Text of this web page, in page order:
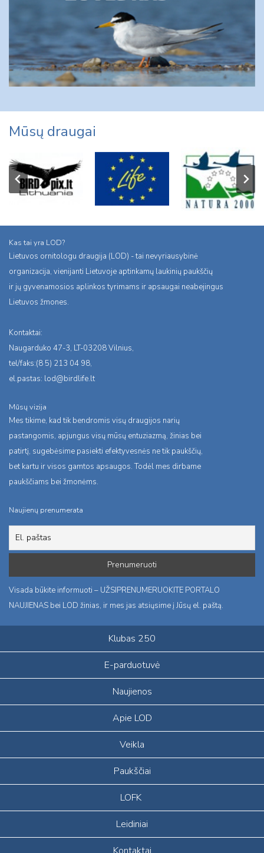
Mūsų draugai
Kas tai yra LOD?
Lietuvos ornitologu draugija (LOD) - tai nevyriausybinė
organizacija, vienijanti Lietuvoje aptinkamų laukinių paukščių
ir jų gyvenamosios aplinkos tyrimams ir apsaugai neabejingus
Lietuvos žmones.
Kontaktai:
Naugarduko 47-3, LT-03208 Vilnius,
tel/faks:(8 5) 213 04 98,
el.pastas: lod@birdlife.lt
Mūsų vizija
Mes tikime, kad tik bendromis visų draugijos narių
pastangomis, apjungus visų mūsų entuziazmą, žinias bei
patirtį, sugebėsime pasiekti efektyvesnės ne tik paukščių,
bet kartu ir visos gamtos apsaugos. Todėl mes dirbame
paukščiams bei žmonėms.
Naujienų prenumerata
Visada būkite informuoti – UŽSIPRENUMERUOKITE PORTALO
NAUJIENAS bei LOD žinias, ir mes jas atsiųsime į Jūsų el. paštą.
Klubas 250
E-parduotuvė
Naujienos
Apie LOD
Veikla
Paukščiai
LOFK
Leidiniai